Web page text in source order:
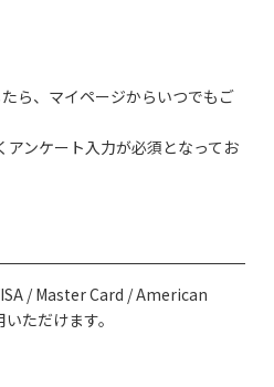
ら、マイページからいつでもご
アンケート入力が必須となってお
/ Master Card / American
ただけます。